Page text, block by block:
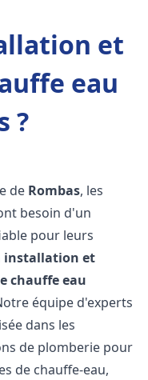
et
eau
?
de Rombas, les
besoin d'un
pour leurs
installation et
chauffe eau
équipe d'experts
dans les
de plomberie pour
de chauffe-eau,